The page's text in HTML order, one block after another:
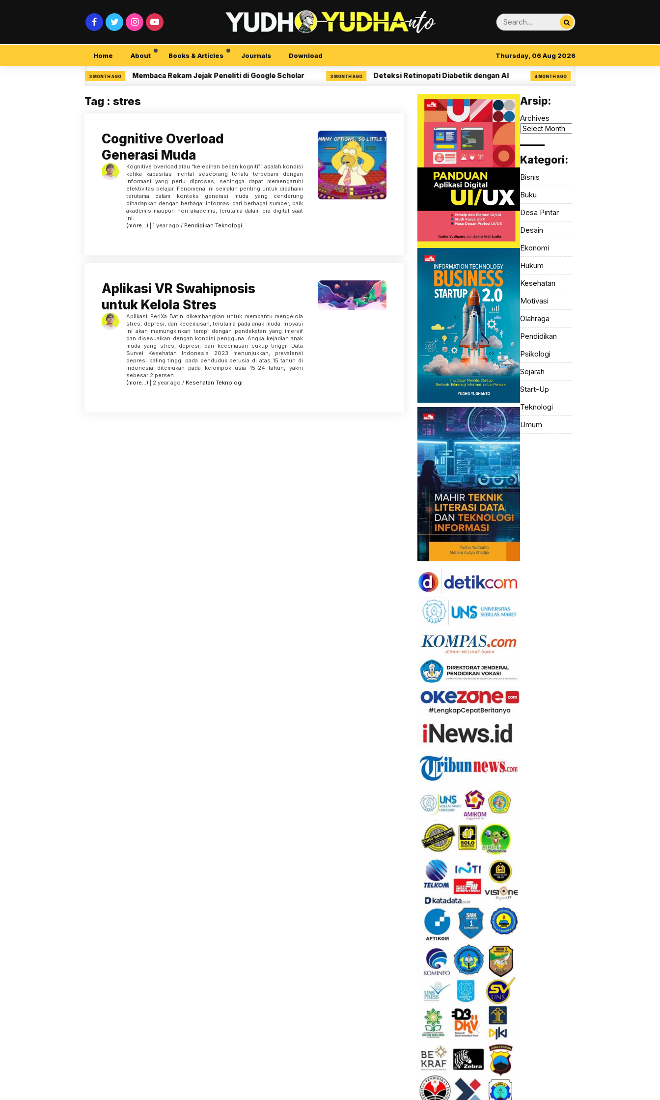
Home About Books & Articles Journals Download Thursday, 06 Aug 2026
3 MONTH AGO Membaca Rekam Jejak Peneliti di Google Scholar 3 MONTH AGO Deteksi Retinopati Diabetik dengan AI 4 MONTH AGO 14 Aturan Visual Clarity
Tag : stres
Cognitive Overload
Generasi Muda
Kognitive overload atau “kelebihan beban kognitif” adalah kondisi
ketika kapasitas mental seseorang terlalu terbebani dengan
informasi yang perlu diproses, sehingga dapat memengaruhi
efektivitas belajar. Fenomena ini semakin penting untuk dipahami
terutama dalam konteks generasi muda yang cenderung
dihadapkan dengan berbagai informasi dari berbagai sumber, baik
akademis maupun non-akademis, terutama dalam era digital saat
ini.
(more…) | 1 year ago / Pendidikan Teknologi
Aplikasi VR Swahipnosis
untuk Kelola Stres
Aplikasi PeriXa Batin dikembangkan untuk membantu mengelola
stres, depresi, dan kecemasan, terutama pada anak muda. Inovasi
ini akan memungkinkan terapi dengan pendekatan yang imersif
dan disesuaikan dengan kondisi pengguna. Angka kejadian anak
muda yang stres, depresi, dan kecemasan cukup tinggi. Data
Survei Kesehatan Indonesia 2023 menunjukkan, prevalensi
depresi paling tinggi pada penduduk berusia di atas 15 tahun di
Indonesia ditemukan pada kelompok usia 15-24 tahun, yakni
sebesar 2 persen.
(more…) | 2 year ago / Kesehatan Teknologi
Arsip:
Archives
Kategori:
Bisnis
Buku
Desa Pintar
Desain
Ekonomi
Hukum
Kesehatan
Motivasi
Olahraga
Pendidikan
Psikologi
Sejarah
Start-Up
Teknologi
Umum